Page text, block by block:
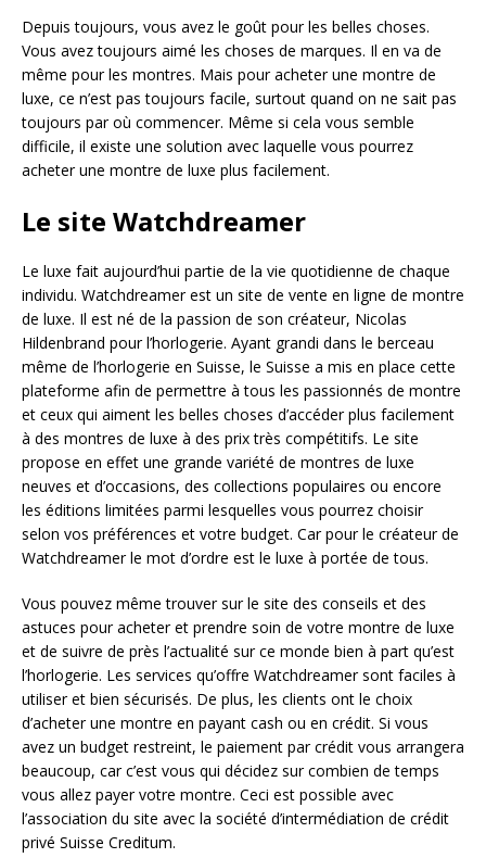
Depuis toujours, vous avez le goût pour les belles choses.
Vous avez toujours aimé les choses de marques. Il en va de
même pour les montres. Mais pour acheter une montre de
luxe, ce n’est pas toujours facile, surtout quand on ne sait pas
toujours par où commencer. Même si cela vous semble
difficile, il existe une solution avec laquelle vous pourrez
acheter une montre de luxe plus facilement.
Le site Watchdreamer
Le luxe fait aujourd’hui partie de la vie quotidienne de chaque
individu. Watchdreamer est un site de vente en ligne de montre
de luxe. Il est né de la passion de son créateur, Nicolas
Hildenbrand pour l’horlogerie. Ayant grandi dans le berceau
même de l’horlogerie en Suisse, le Suisse a mis en place cette
plateforme afin de permettre à tous les passionnés de montre
et ceux qui aiment les belles choses d’accéder plus facilement
à des montres de luxe à des prix très compétitifs. Le site
propose en effet une grande variété de montres de luxe
neuves et d’occasions, des collections populaires ou encore
les éditions limitées parmi lesquelles vous pourrez choisir
selon vos préférences et votre budget. Car pour le créateur de
Watchdreamer le mot d’ordre est le luxe à portée de tous.
Vous pouvez même trouver sur le site des conseils et des
astuces pour acheter et prendre soin de votre montre de luxe
et de suivre de près l’actualité sur ce monde bien à part qu’est
l’horlogerie. Les services qu’offre Watchdreamer sont faciles à
utiliser et bien sécurisés. De plus, les clients ont le choix
d’acheter une montre en payant cash ou en crédit. Si vous
avez un budget restreint, le paiement par crédit vous arrangera
beaucoup, car c’est vous qui décidez sur combien de temps
vous allez payer votre montre. Ceci est possible avec
l’association du site avec la société d’intermédiation de crédit
privé Suisse Creditum.